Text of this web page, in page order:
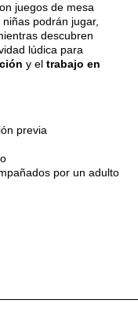
juegos de mesa
podrán jugar,
descubren
lúdica para
y el trabajo en
previa
por un adulto